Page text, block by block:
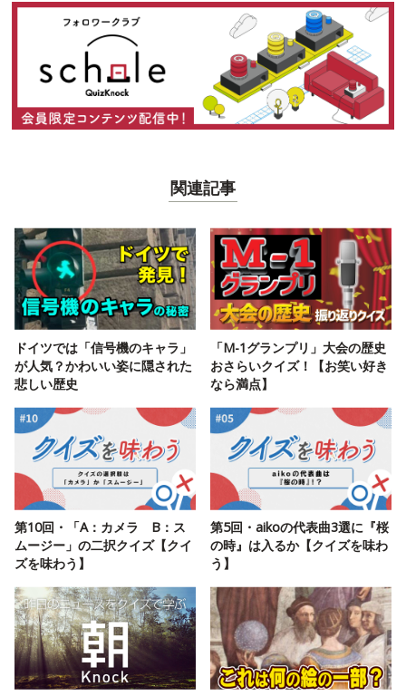
関連記事
ドイツでは「信号機のキャラ」
が人気？かわいい姿に隠された
悲しい歴史
「M-1グランプリ」大会の歴史
おさらいクイズ！【お笑い好き
なら満点】
第10回・「A：カメラ B：ス
ムージー」の二択クイズ【クイ
ズを味わう】
第5回・aikoの代表曲3選に『桜
の時』は入るか【クイズを味わ
う】